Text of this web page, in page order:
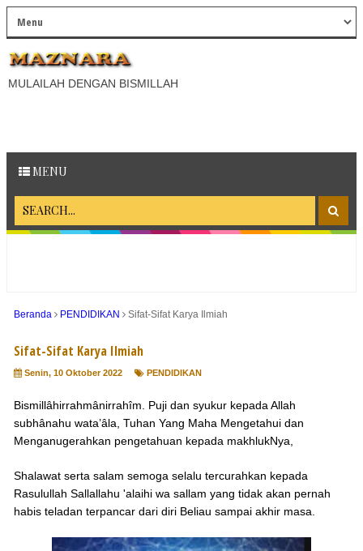
MULAILAH DENGAN BISMILLAH
MENU
Beranda PENDIDIKAN Sifat-Sifat Karya Ilmiah
Sifat-Sifat Karya Ilmiah
Senin, 10 Oktober 2022 PENDIDIKAN
Bismillâhirrahmânirrahîm. Puji dan syukur kepada Allah
subhânahu wata’âla, Tuhan Yang Maha Mengetahui dan
Menganugerahkan pengetahuan kepada makhlukNya,
Shalawat serta salam semoga selalu tercurahkan kepada
Rasulullah Sallallahu 'alaihi wa sallam yang tidak akan pernah
habis teladan terpancar dari diri Beliau sampai akhir masa.